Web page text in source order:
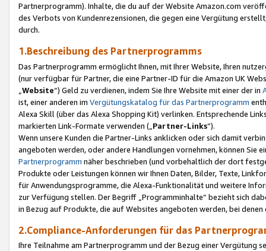
Partnerprogramm). Inhalte, die du auf der Website Amazon.com
des Verbots von Kundenrezensionen, die gegen eine Vergütung
durch.
1.Beschreibung des Partnerprogramms
Das Partnerprogramm ermöglicht Ihnen, mit Ihrer Website, Ihren
(nur verfügbar für Partner, die eine Partner-ID für die Amazon UK
Website“) Geld zu verdienen, indem Sie Ihre Website mit einer der in
ist, einer anderen im Vergütungskatalog für das Partnerprogramm
Alexa Skill (über das Alexa Shopping Kit) verlinken. Entsprechende
markierten Link-Formate verwenden („ Partner-Links“).
Wenn unsere Kunden die Partner-Links anklicken oder sich damit
angeboten werden, oder andere Handlungen vornehmen, können Sie
Partnerprogramm näher beschrieben (und vorbehaltlich der dort
Produkte oder Leistungen können wir Ihnen Daten, Bilder, Texte,
für Anwendungsprogramme, die Alexa-Funktionalität und weitere
zur Verfügung stellen. Der Begriff „Programminhalte“ bezieht sich
in Bezug auf Produkte, die auf Websites angeboten werden, bei
2.Compliance-Anforderungen für das
Ihre Teilnahme am Partnerprogramm und der Bezug einer Vergütung